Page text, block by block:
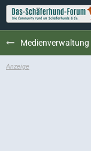
Medienverwaltung